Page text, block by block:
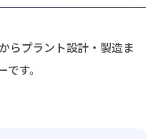
らプラント設計・製造ま
す。